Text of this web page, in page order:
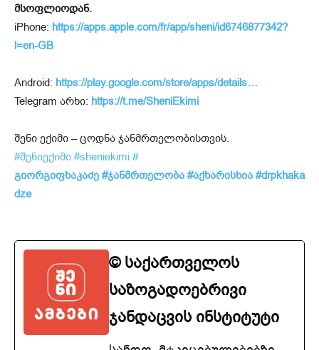
მსოფლიოდან.
iPhone: https://apps.apple.com/fr/app/sheni/id6746877342?
l=en-GB
Android: https://play.google.com/store/apps/details…
Telegram არხი: https://t.me/SheniEkimi
შენი ექიმი – ცოდნა ჯანმრთელობისთვის.
#შენიექიმი #sheniekimi #
გიორგიფხაკაძე #ჯანმრთელობა #აქხარისხია #drpkhaka
dze
© საქართველოს
საზოგადოებრივი
ჯანდაცვის ინსტიტუტი